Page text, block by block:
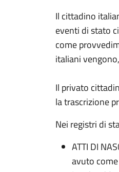
Il cittadino
eventi di stato
come
italiani
Il privato
la trascrizione
Nei registri di
ATTI DI
avuto